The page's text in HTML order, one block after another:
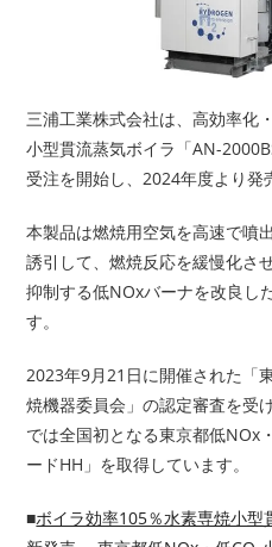
三浦工業株式会社は、高効率化
小型貫流蒸気ボイラ「AN-
受注を開始し、2024年度より発
本製品は燃焼用空気を高速で噴
誘引して、燃焼反応を緩慢化さ
抑制する低NOxバーナを改良し
す。
2023年9月21日に開催された「
焼機器委員会」の認定審査を受
では全国初となる東京都低NOx
ードHH」を取得しています。
■ボイラ効率105％水素専焼小型